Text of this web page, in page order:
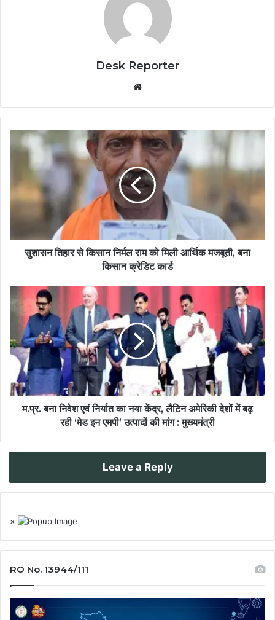
Desk Reporter
सुशासन तिहार से किसान निर्मल राम को मिली आर्थिक मजबूती, बना
किसान क्रेडिट कार्ड
म.प्र. बना निवेश एवं निर्यात का नया केंद्र, लैटिन अमेरिकी देशों में बढ़
रही ‘मेड इन एमपी’ उत्पादों की मांग : मुख्यमंत्री
Leave a Reply
×
RO No. 13944/111